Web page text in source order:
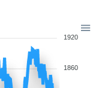
1920
1860